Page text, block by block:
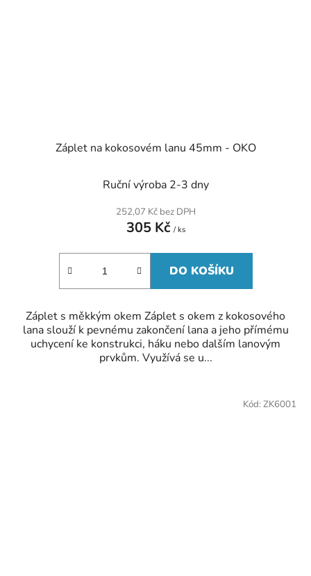
Záplet na kokosovém lanu 45mm - OKO
Ruční výroba 2-3 dny
252,07 Kč bez DPH
305 Kč / ks
DO KOŠÍKU
Záplet s měkkým okem Záplet s okem z kokosového
lana slouží k pevnému zakončení lana a jeho přímému
uchycení ke konstrukci, háku nebo dalším lanovým
prvkům. Využívá se u...
Kód: ZK6001